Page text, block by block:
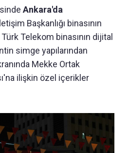
Ankara'da
Başkanlığı binasının
Telekom binasının dijital
simge yapılarından
Mekke Ortak
ilişkin özel içerikler